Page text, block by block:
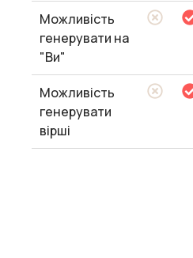
Можливість
генерувати на
"Ви"
Можливість
генерувати
вірші